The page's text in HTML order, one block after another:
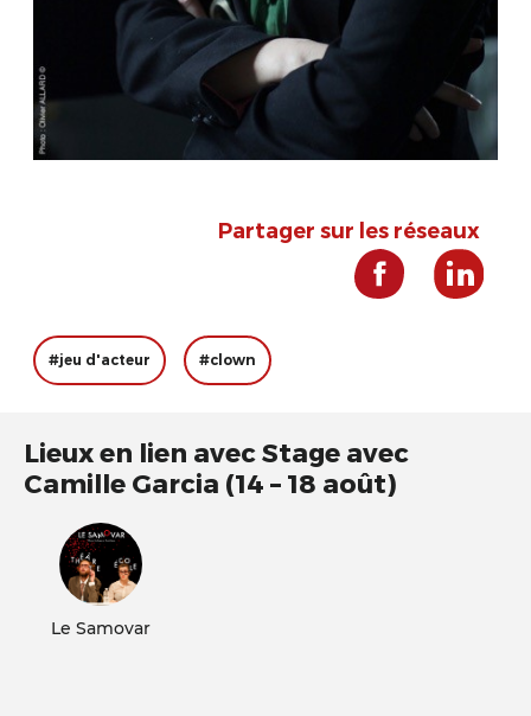
Partager sur les réseaux
#jeu d'acteur #clown
Lieux en lien avec Stage avec
Camille Garcia (14 – 18 août)
Le Samovar